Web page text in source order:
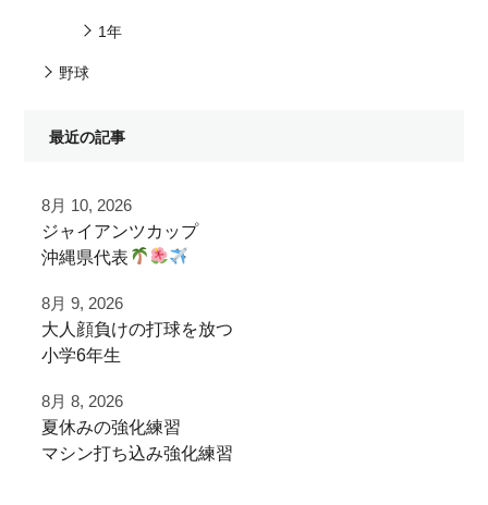
1年
野球
最近の記事
8月 10, 2026
ジャイアンツカップ
沖縄県代表
那覇ボーイズ
@naha_boys20th
ご利用いただきました！
大型バス
でボールパークへ到着
8月 9, 2026
大人顔負けの打球を放つ
小学6年生
実はスイッチヒッター！
左打席でも豪快に打球を飛ばすパワー
8月 8, 2026
夏休みの強化練習
マシン打ち込み強化練習